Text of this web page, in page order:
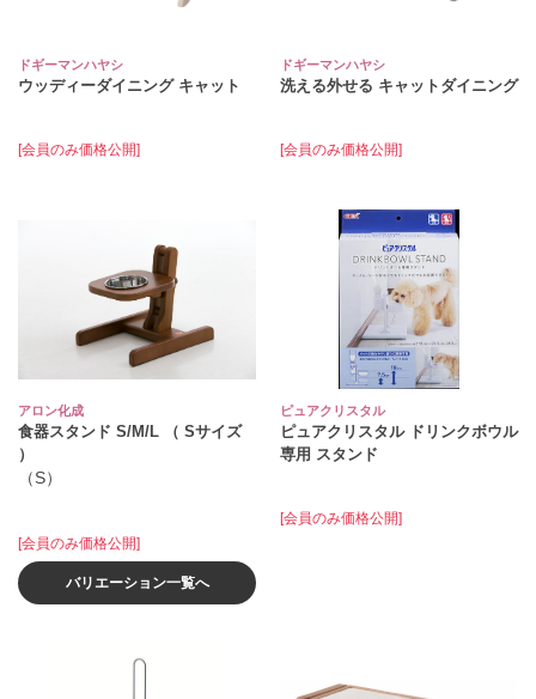
ドギーマンハヤシ
ウッディーダイニング キャット
[会員のみ価格公開]
ドギーマンハヤシ
洗える外せる キャットダイニング
[会員のみ価格公開]
アロン化成
食器スタンド S/M/L （ Sサイズ
）
（S）
[会員のみ価格公開]
バリエーション一覧へ
ピュアクリスタル
ピュアクリスタル ドリンクボウル
専用 スタンド
[会員のみ価格公開]